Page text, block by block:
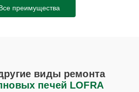
преимущества
виды ремонта
печей LOFRA